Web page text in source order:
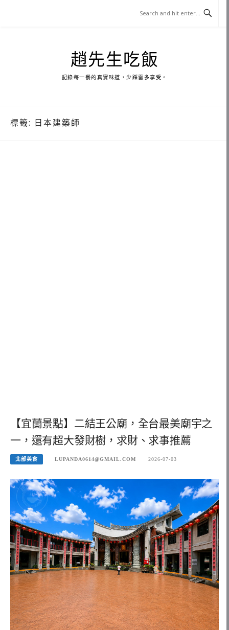
趙先生吃飯
記錄每一餐的真實味道，少踩雷多享受。
標籤: 日本建築師
【宜蘭景點】二結王公廟，全台最美廟宇之
一，還有超大發財樹，求財、求事推薦
北部美食 LUPANDA0614@GMAIL.COM 2026-07-03